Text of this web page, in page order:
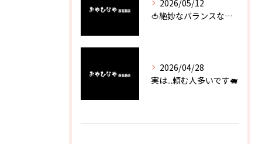
2026/05/12
🍅絶妙なバランスなのに最高な一品🥗
2026/04/28
実は...頼む人多いです🐖